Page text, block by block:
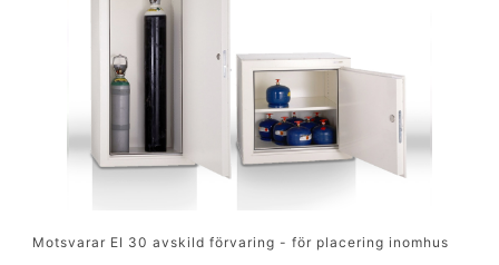
Motsvarar EI 30 avskild förvaring - för placering inomhus